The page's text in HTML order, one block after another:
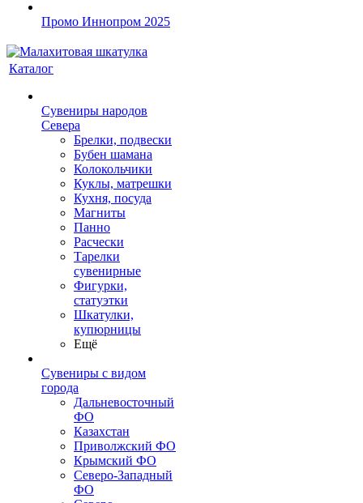
Промо Иннопром 2025
Каталог
Сувениры народов
Севера
Брелки, подвески
Бубен шамана
Колокольчики
Куклы, матрешки
Кухня, посуда
Магниты
Панно
Расчески
Тарелки
сувенирные
Фигурки,
статуэтки
Шкатулки,
купюрницы
Ещё
Сувениры с видом
города
Дальневосточный
ФО
Казахстан
Приволжский ФО
Крымский ФО
Северо-Западный
ФО